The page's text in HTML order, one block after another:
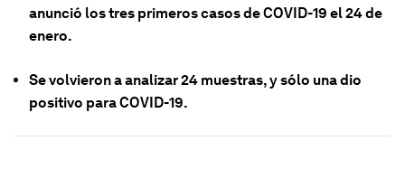
anunció los tres primeros casos de COVID-19 el 24 de
enero.
Se volvieron a analizar 24 muestras, y sólo una dio
positivo para COVID-19.